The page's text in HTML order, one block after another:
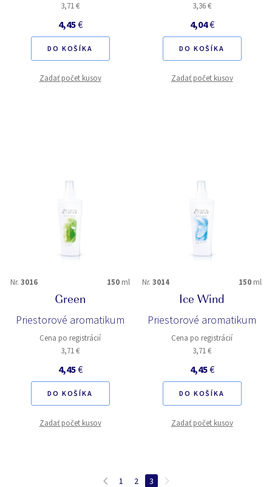
3,71 €
4,45€
DO KOŠÍKA
Zadať počet kusov
3,36 €
4,04€
DO KOŠÍKA
Zadať počet kusov
Nr. 3016 150 ml
Green
Priestorové aromatikum
Cena po registrácií
3,71 €
4,45€
DO KOŠÍKA
Zadať počet kusov
Nr. 3014 150 ml
Ice Wind
Priestorové aromatikum
Cena po registrácií
3,71 €
4,45€
DO KOŠÍKA
Zadať počet kusov
1 2 3